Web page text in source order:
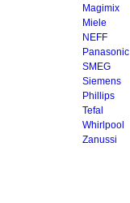
Magimix
Miele
NEFF
Panasonic
SMEG
Siemens
Phillips
Tefal
Whirlpool
Zanussi